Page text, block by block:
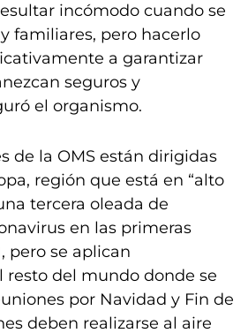
incómodo cuando se
familiares, pero hacerlo
a garantizar
seguros y
el organismo.
de la OMS están dirigidas
región que está en “alto
tercera oleada de
en las primeras
pero se aplican
resto del mundo donde se
por Navidad y Fin de
deben realizarse al aire